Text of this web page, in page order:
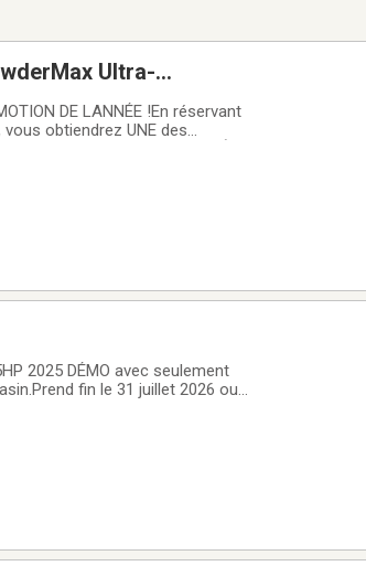
DE LANNÉE !En réservant
obtiendrez UNE des